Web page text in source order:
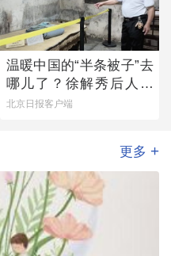
温暖中国的“半条被子”去
哪儿了？徐解秀后人道
出令人落泪的真相
北京日报客户端
更多 +